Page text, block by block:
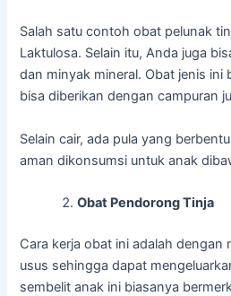
Salah satu contoh obat pelunak
Laktulosa. Selain itu, Anda juga
dan minyak mineral. Obat jenis ini
bisa diberikan dengan campuran
Selain cair, ada pula yang
aman dikonsumsi untuk anak
Obat Pendorong Tinja
Cara kerja obat ini adalah dengan
usus sehingga dapat
sembelit anak ini biasanya